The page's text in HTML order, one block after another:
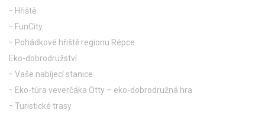
Hřiště
FunCity
Pohádkové hřiště regionu Répce
Eko-dobrodružství
Vaše nabíjecí stanice
Eko-túra veverčáka Otty – eko-dobrodružná hra
Turistické trasy